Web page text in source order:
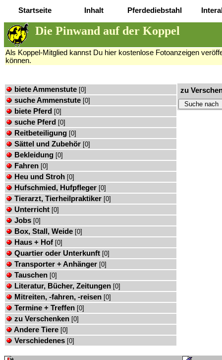
Startseite Inhalt Pferdediebstahl
Die Pinwand auf der Koppel
Als Koppel-Mitglied kannst Du hier kostenlose Fotoanzeigen
können.
biete Ammenstute [0]
suche Ammenstute [0]
biete Pferd [0]
suche Pferd [0]
Reitbeteiligung [0]
Sättel und Zubehör [0]
Bekleidung [0]
Fahren [0]
Heu und Stroh [0]
Hufschmied, Hufpfleger [0]
Tierarzt, Tierheilpraktiker [0]
Unterricht [0]
Jobs [0]
Box, Stall, Weide [0]
Haus + Hof [0]
Quartier oder Unterkunft [0]
Transporter + Anhänger [0]
Tauschen [0]
Literatur, Bücher, Zeitungen [0]
Mitreiten, -fahren, -reisen [0]
Termine + Treffen [0]
zu Verschenken [0]
Andere Tiere [0]
Verschiedenes [0]
zu